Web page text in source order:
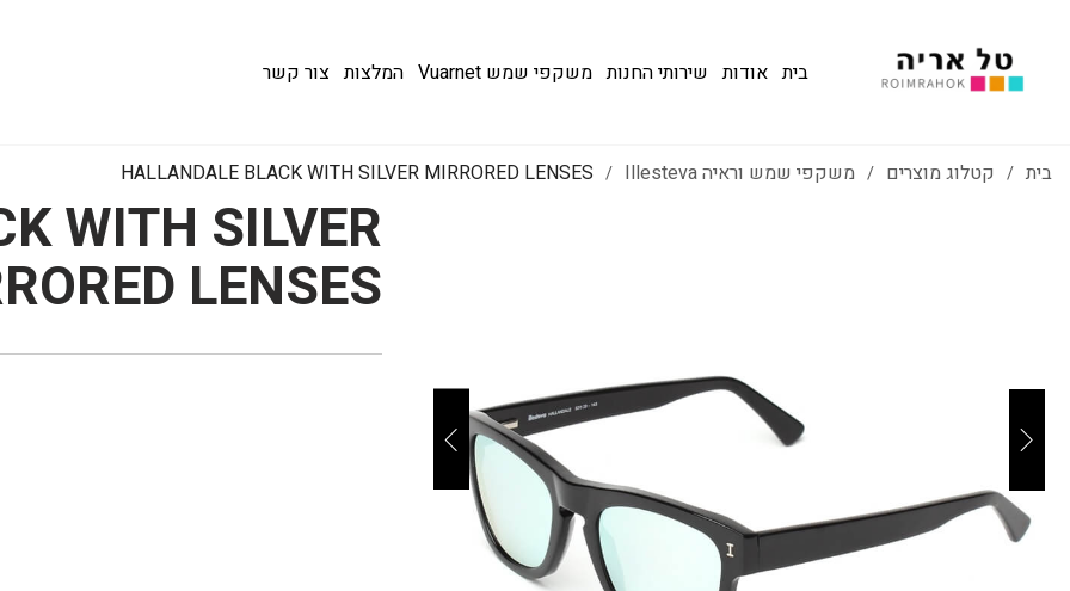
בית אודות שירותי החנות משקפי שמש Vuarnet המלצות צור קשר
בית / קטלוג מוצרים / משקפי שמש וראיה Illesteva /
HALLANDALE BLACK WITH SILVER MIRRORED LENSES
WITH SILVER
LENSES